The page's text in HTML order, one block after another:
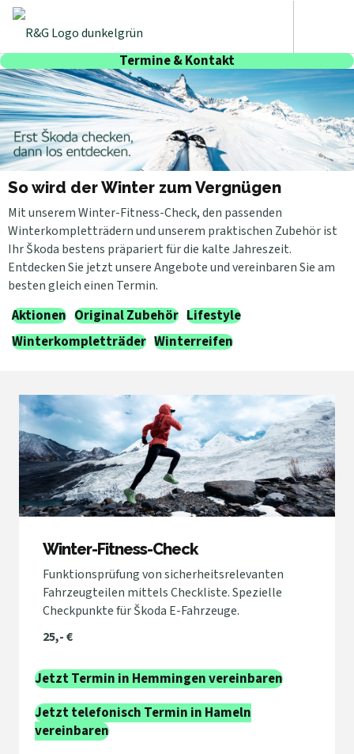
Termine & Kontakt
So wird der Winter zum Vergnügen
Mit unserem Winter-Fitness-Check, den passenden
Winterkompletträdern und unserem praktischen Zubehör ist
Ihr Škoda bestens präpariert für die kalte Jahreszeit.
Entdecken Sie jetzt unsere Angebote und vereinbaren Sie am
besten gleich einen Termin.
Aktionen Original Zubehör Lifestyle
Winterkompletträder Winterreifen
Winter-Fitness-Check
Funktionsprüfung von sicherheitsrelevanten
Fahrzeugteilen mittels Checkliste. Spezielle
Checkpunkte für Škoda E-Fahrzeuge.
25,- €
Jetzt Termin in Hemmingen vereinbaren
Jetzt telefonisch Termin in Hameln
vereinbaren